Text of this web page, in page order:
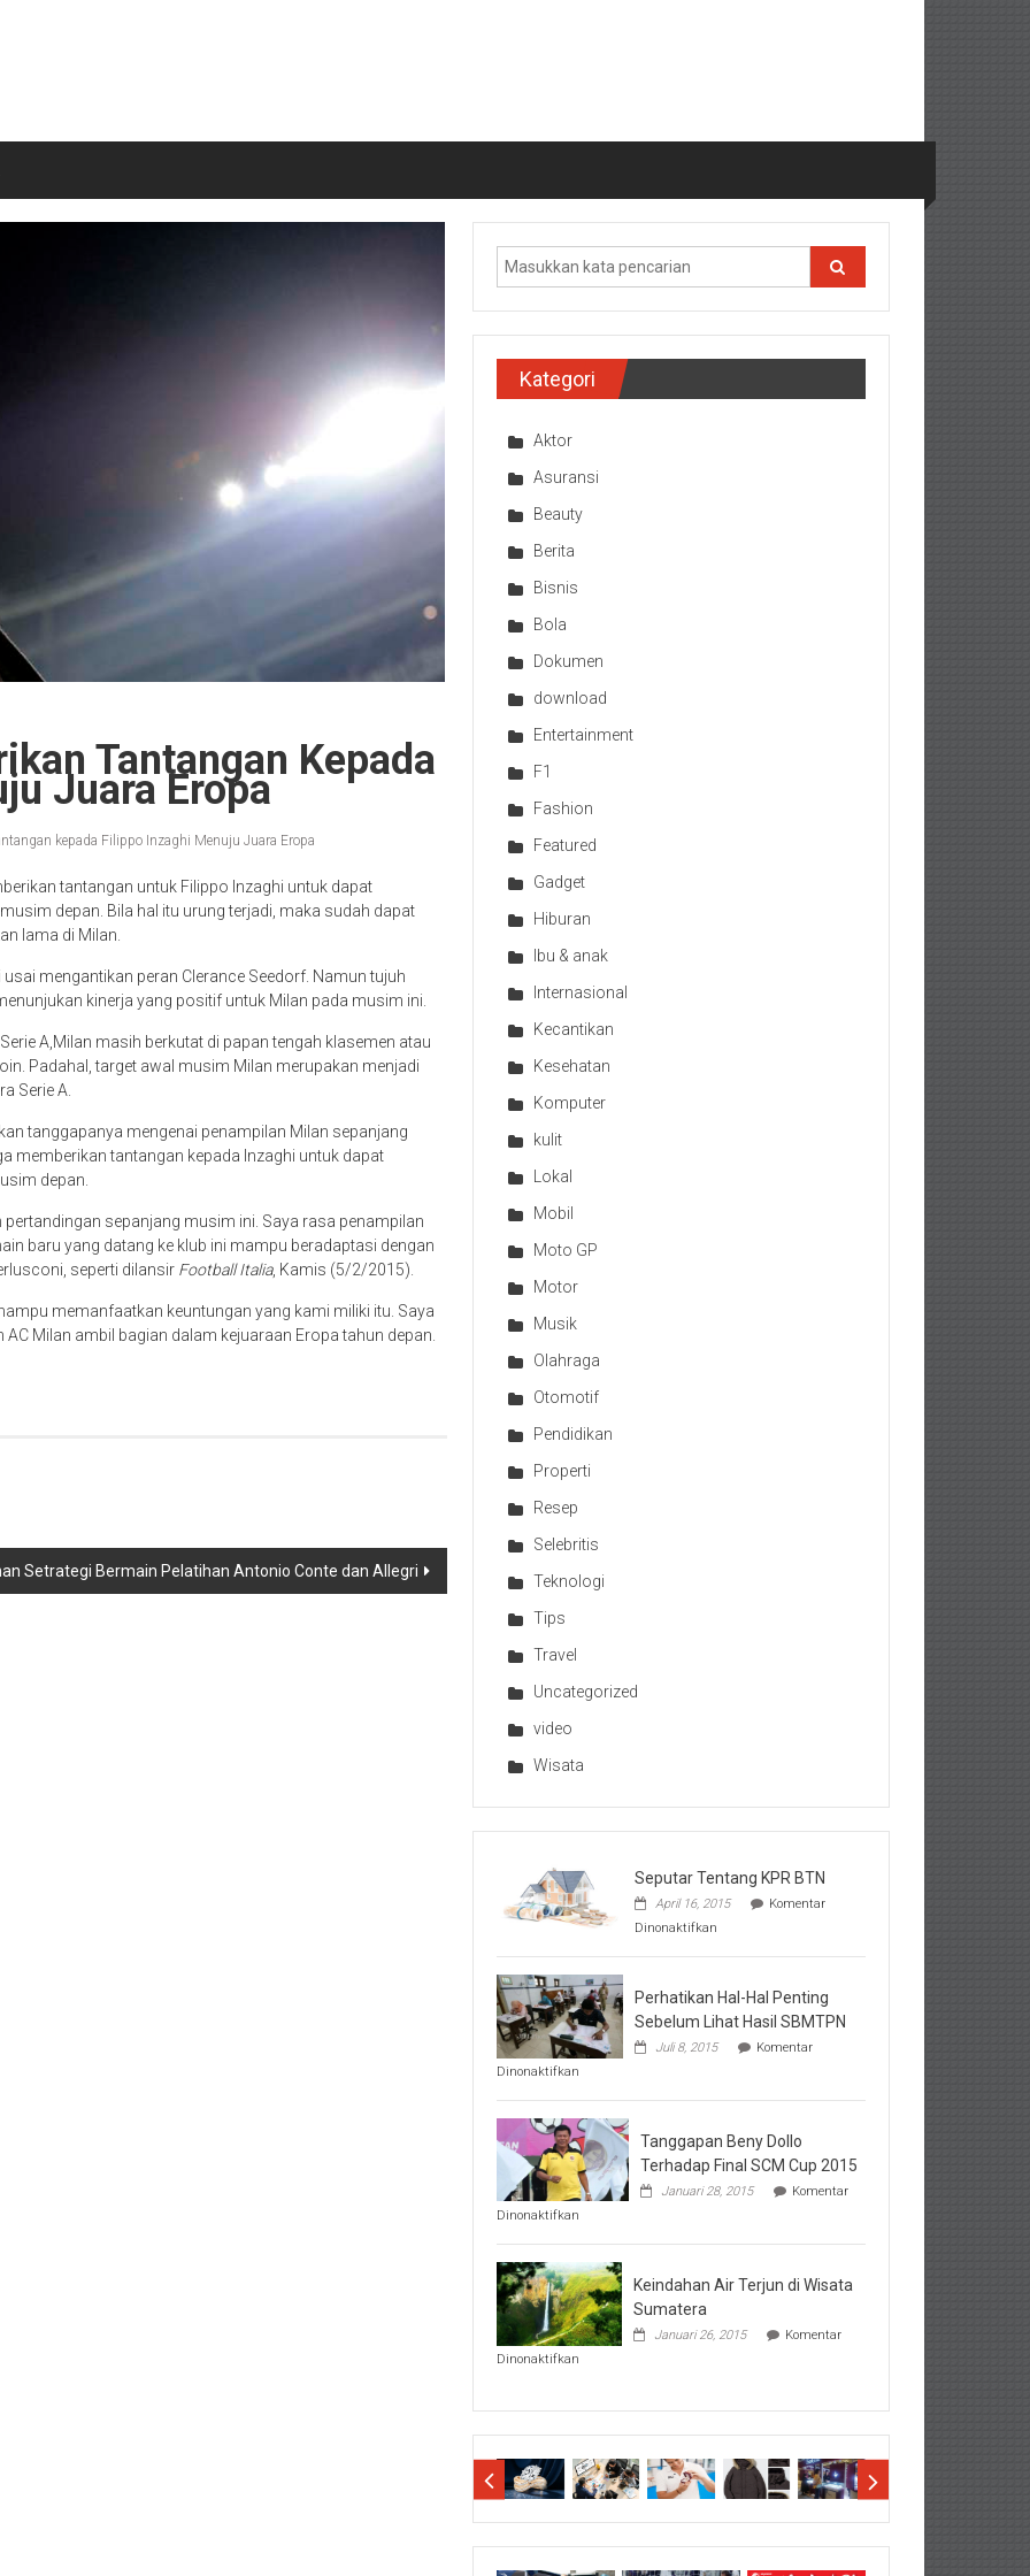
Tantangan Kepada
Juara Eropa
kepada Filippo Inzaghi Menuju Juara Eropa
tantangan untuk Filippo Inzaghi untuk dapat
depan. Bila hal itu urung terjadi, maka sudah dapat
lama di Milan.
mengantikan peran Clerance Seedorf. Namun tujuh
kinerja yang positif untuk Milan pada musim ini.
A,Milan masih berkutat di papan tengah klasemen atau
Padahal, target awal musim Milan merupakan menjadi
Serie A.
tanggapanya mengenai penampilan Milan sepanjang
memberikan tantangan kepada Inzaghi untuk dapat
depan.
sepanjang musim ini. Saya rasa penampilan
baru yang datang ke klub ini mampu beradaptasi dengan
seperti dilansir Football Italia, Kamis (5/2/2015).
memanfaatkan keuntungan yang kami miliki itu. Saya
Milan ambil bagian dalam kejuaraan Eropa tahun depan.
Setrategi Bermain Pelatihan Antonio Conte dan Allegri
Kategori
Aktor
Asuransi
Beauty
Berita
Bisnis
Bola
Dokumen
download
Entertainment
F1
Fashion
Featured
Gadget
Hiburan
Ibu & anak
Internasional
Kecantikan
Kesehatan
Komputer
kulit
Lokal
Mobil
Moto GP
Motor
Musik
Olahraga
Otomotif
Pendidikan
Properti
Resep
Selebritis
Teknologi
Tips
Travel
Uncategorized
video
Wisata
Seputar Tentang KPR BTN
April 16, 2015
Komentar
Dinonaktifkan
Tentang
BTN
Perhatikan Hal-Hal Penting
Sebelum Lihat Hasil SBMTPN
Juli 8, 2015
Komentar
Dinonaktifkan
Hal-
Hal
Penting
Sebelum
Lihat
Hasil
Tanggapan Beny Dollo
Terhadap Final SCM Cup 2015
Januari 28, 2015
Komentar
Dinonaktifkan
Beny
Dollo
Terhadap
Final
SCM
Cup
Keindahan Air Terjun di Wisata
Sumatera
Januari 26, 2015
Komentar
Dinonaktifkan
Terjun
Sumatera